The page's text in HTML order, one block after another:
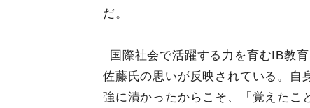
だ。
国際社会で活躍する力を育むIB教
佐藤氏の思いが反映されている。自
強に漬かったからこそ、「覚えたこ